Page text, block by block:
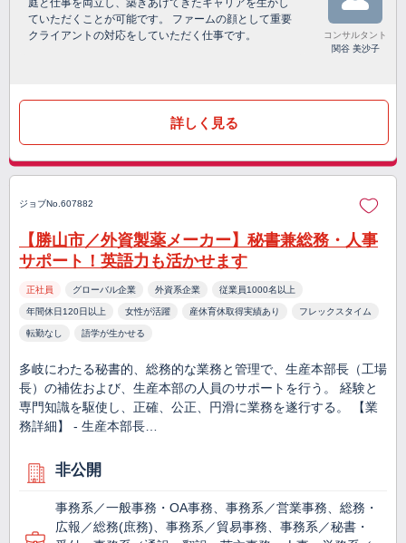
庭と仕事を両立し、築きあげてきたキャリアを生かし
ていただくことが可能です。 ファームの顔として重要
クライアントの対応をしていただく仕事です。
コンサルタント
関谷 美沙子
詳しく見る
ジョブNo.607882
【勝山市／外資製薬メーカー】秘書兼総務・人事
サポート！英語力も活かせます
正社員 グローバル企業 外資系企業 従業員1000名以上
年間休日120日以上 女性が活躍 産休育休取得実績あり フレックスタイム
転勤なし 語学が生かせる
多岐にわたる秘書的、総務的な業務と管理で、生産本部⾧（工場
長）の補佐および、生産本部の人員のサポートを行う。 経験と
専門知識を駆使し、正確、公正、円滑に業務を遂行する。 【業
務詳細】 - 生産本部⾧…
非公開
事務系／一般事務・OA事務、事務系／営業事務、総務・
広報／総務(庶務)、事務系／貿易事務、事務系／秘書・